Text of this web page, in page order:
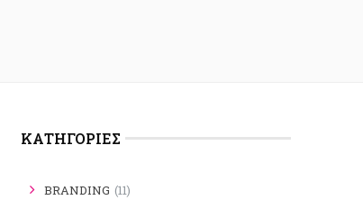
KΑΤΗΓΟΡΊΕΣ
BRANDING (11)